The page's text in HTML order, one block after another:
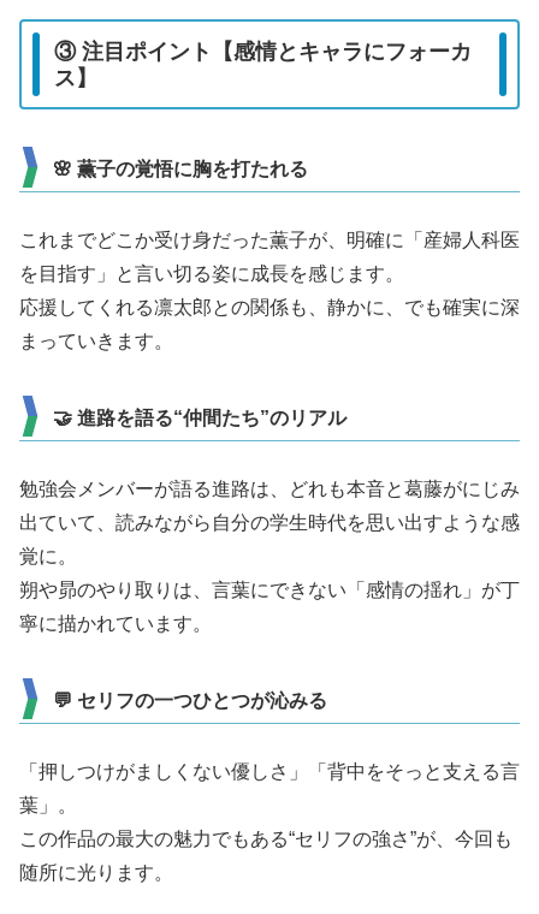
③ 注目ポイント【感情とキャラにフォーカ
ス】
🌸 薫子の覚悟に胸を打たれる
これまでどこか受け身だった薫子が、明確に「産婦人科医
を目指す」と言い切る姿に成長を感じます。
応援してくれる凛太郎との関係も、静かに、でも確実に深
まっていきます。
🤝 進路を語る“仲間たち”のリアル
勉強会メンバーが語る進路は、どれも本音と葛藤がにじみ
出ていて、読みながら自分の学生時代を思い出すような感
覚に。
朔や昴のやり取りは、言葉にできない「感情の揺れ」が丁
寧に描かれています。
💬 セリフの一つひとつが沁みる
「押しつけがましくない優しさ」「背中をそっと支える言
葉」。
この作品の最大の魅力でもある“セリフの強さ”が、今回も
随所に光ります。